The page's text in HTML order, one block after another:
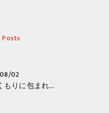
Posts
02
木のぬくもりに包まれる読書空間🌳📚